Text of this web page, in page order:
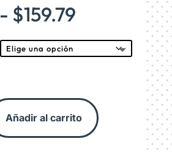
- $159.79Rango
precios:
desde
$159.79
Añadir al carrito